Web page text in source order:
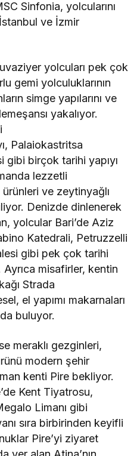
Sinfonia, yolcularını
ve İzmir
yolcuları pek çok
gemi yolculuklarının
simge yapılarını ve
meşansı yakalıyor.
Palaiokastritsa
gibi birçok tarihi yapıyı
lezzetli
ve zeytinyağlı
Denizde dinlenerek
yolcular Bari’de Aziz
Katedrali, Petruzzelli
gibi pek çok tarihi
misafirler, kentin
Strada
el yapımı makarnaları
da buluyor.
meraklı gezginleri,
nü modern şehir
kenti Pire bekliyor.
Kent Tiyatrosu,
Limanı gibi
sıra birbirinden keyifli
Pire’yi ziyaret